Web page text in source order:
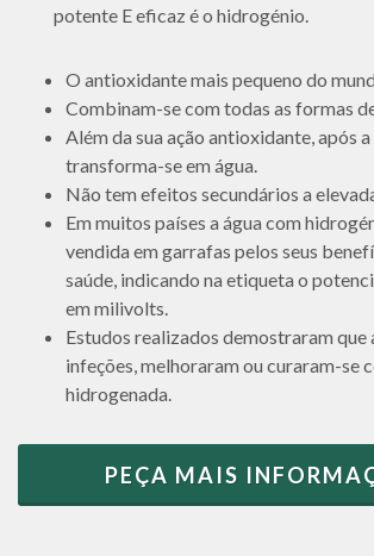
potente E eficaz é o hidrogénio.
O antioxidante mais pequeno do
Combinam-se com todas as formas
Além da sua ação antioxidante, após
transforma-se em água.
Não tem efeitos secundários a
Em muitos países a água com
vendida em garrafas pelos seus
saúde, indicando na etiqueta o
em milivolts.
Estudos realizados demostraram que
infeções, melhoraram ou curaram-se
hidrogenada.
PEÇA MAIS